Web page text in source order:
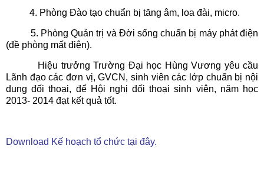
4. Phòng Đào tạo chuẩn bị tăng âm, loa đài, micro.
5. Phòng Quản trị và Đời sống chuẩn bị máy phát điện
(đề phòng mất điện).
Hiệu trưởng Trường Đại học Hùng Vương yêu cầu
Lãnh đạo các đơn vị, GVCN, sinh viên các lớp chuẩn bị nội
dung đối thoại, để Hội nghị đối thoại sinh viên, năm học
2013- 2014 đạt kết quả tốt.
Download Kế hoạch tổ chức tại đây.